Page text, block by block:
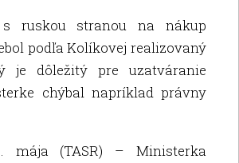
ruskou stranou na nákup
podľa Kolíkovej realizovaný
je dôležitý pre uzatváranie
chýbal napríklad právny
mája (TASR) – Ministerka